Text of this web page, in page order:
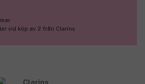
- jämnar ut hudtonen.
vid köp av 2 från Clarins